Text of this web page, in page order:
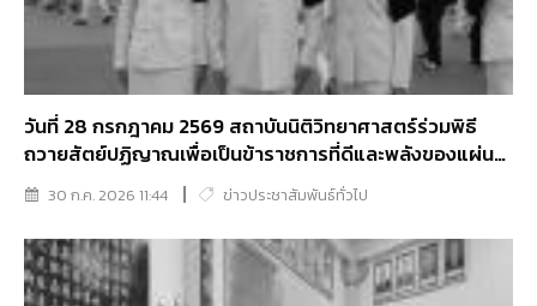
วันที่ 28 กรกฎาคม 2569 สถาบันนิติวิทยาศาสตร์ร่วมพิธี
ถวายสัตย์ปฏิญาณเพื่อเป็นข้าราชการที่ดีและพลังของแผ่น
ดิน เนื่องในโอกาสวันเฉลิมพระชนมพรรษาพระบาทสมเด็จ
พระเจ้าอยู่หัว 28 กรกฎาคม 2569
30 ก.ค. 2026 11:44 ข่าวประชาสัมพันธ์ทั่วไป